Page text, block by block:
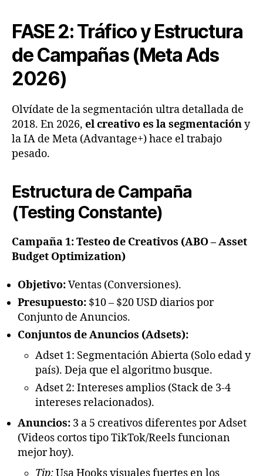
FASE 2: Tráfico y Estructura
de Campañas (Meta Ads
2026)
Olvídate de la segmentación ultra detallada de
2018. En 2026, el creativo es la segmentacióny
la IA de Meta (Advantage+) hace el trabajo
pesado.
Estructura de Campaña
(Testing Constante)
Campaña 1: Testeo de Creativos (ABO – Asset
Budget Optimization)
Objetivo:Ventas (Conversiones).
Presupuesto: $10 – $20 USD diarios por
Conjunto de Anuncios.
Conjuntos de Anuncios (Adsets):
Adset 1: Segmentación Abierta (Solo edad y
país). Deja que el algoritmo busque.
Adset 2: Intereses amplios (Stack de 3-4
intereses relacionados).
Anuncios: 3 a 5 creativos diferentes por Adset
(Videos cortos tipo TikTok/Reels funcionan
mejor hoy).
Tip:Usa Hooks visuales fuertes en los